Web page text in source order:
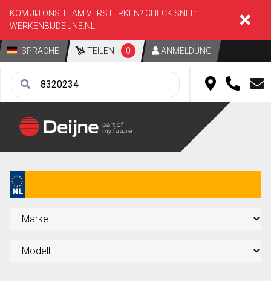
KOM JIJ ONS TEAM VERSTERKEN? CHECK SNEL:
WERKENBIJDEIJNE.NL
SPRACHE TEILEN 0 ANMELDUNG